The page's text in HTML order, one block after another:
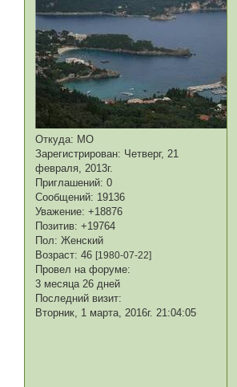
Откуда: МО
Зарегистрирован: Четверг, 21
февраля, 2013г.
Приглашений: 0
Сообщений: 19136
Уважение: +18876
Позитив: +19764
Пол: Женский
Возраст: 46[1980-07-22]
Провел на форуме:
3 месяца 26 дней
Последний визит:
Вторник, 1 марта, 2016г. 21:04:05